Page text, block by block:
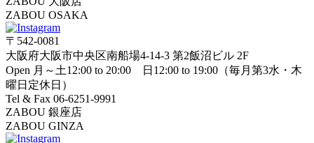
ZABOU OSAKA
〒542-0081
大阪府大阪市中央区南船場4-14-3 第2飯沼ビル 2F
Open 月～土12:00 to 20:00 日12:00 to 19:00（毎月第3水・木
曜日定休日）
Tel & Fax 06-6251-9991
ZABOU 銀座店
ZABOU GINZA